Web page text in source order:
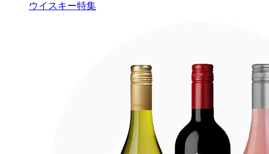
ウイスキー特集